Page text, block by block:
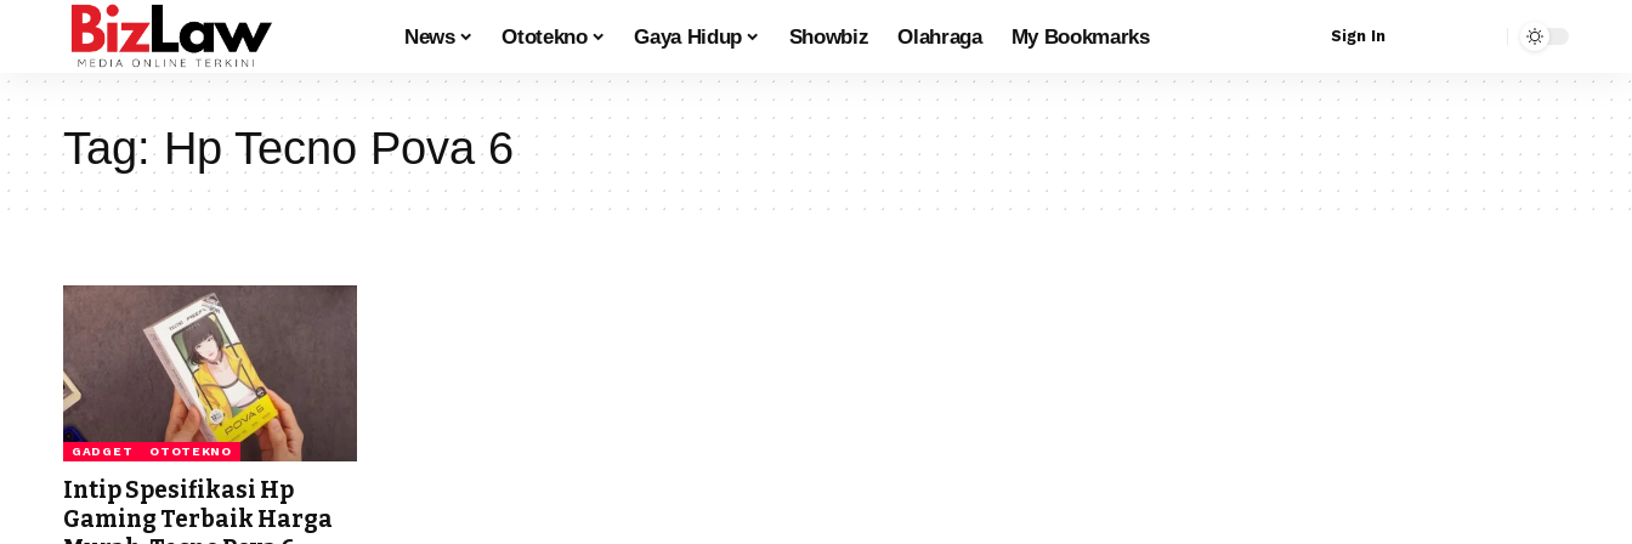
News Ototekno Gaya Hidup Showbiz Olahraga My Bookmarks Sign In
Tag: Hp Tecno Pova 6
GADGET OTOTEKNO
Intip Spesifikasi Hp
Gaming Terbaik Harga